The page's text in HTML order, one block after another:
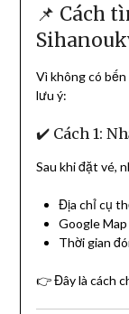
📌 Cách
Vì không có
lưu ý:
✔️ Cách 1:
Sau khi đặt vé,
Địa chỉ cụ
Google Map
Thời gian
👉 Đây là cách